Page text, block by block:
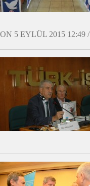
ON 5 EYLÜL 2015 12:49 /